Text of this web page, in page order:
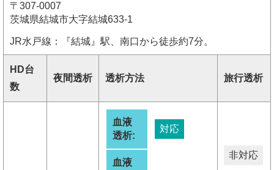
〒307-0007
茨城県結城市大字結城633-1
JR水戸線：『結城』駅、南口から徒歩約7分。
HD台
数
夜間透析 透析方法 旅行透析
血液
透析:
対応
血液
非対応